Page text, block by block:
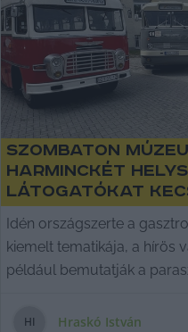
Szombaton
harminckét
látogatókat
Idén országszerte a
kiemelt tematikája, a hírös
például bemutatják a
Iparművészeti
HI Hraskó István